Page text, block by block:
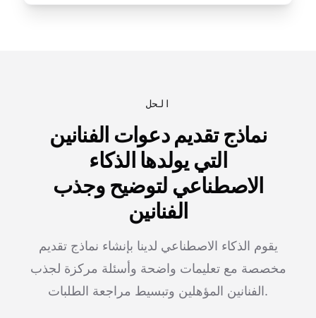
الحل
نماذج تقديم دعوات الفنانين
التي يولدها الذكاء
الاصطناعي لتوضيح وجذب
الفنانين
يقوم الذكاء الاصطناعي لدينا بإنشاء نماذج تقديم
مخصصة مع تعليمات واضحة وأسئلة مركزة لجذب
الفنانين المؤهلين وتبسيط مراجعة الطلبات.